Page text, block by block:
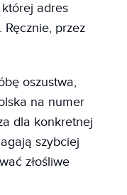
adres
. Ręcznie, przez
oszustwa,
na numer
dla konkretnej
szybciej
złośliwe